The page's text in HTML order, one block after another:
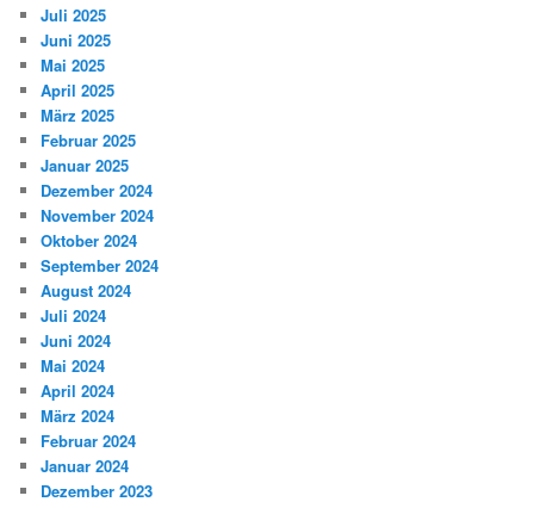
Juli 2025
Juni 2025
Mai 2025
April 2025
März 2025
Februar 2025
Januar 2025
Dezember 2024
November 2024
Oktober 2024
September 2024
August 2024
Juli 2024
Juni 2024
Mai 2024
April 2024
März 2024
Februar 2024
Januar 2024
Dezember 2023